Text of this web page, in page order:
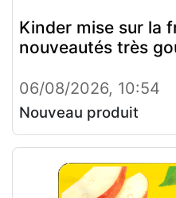
Kinder mise sur la
nouveautés très
06/08/2026, 10:54
Nouveau produit